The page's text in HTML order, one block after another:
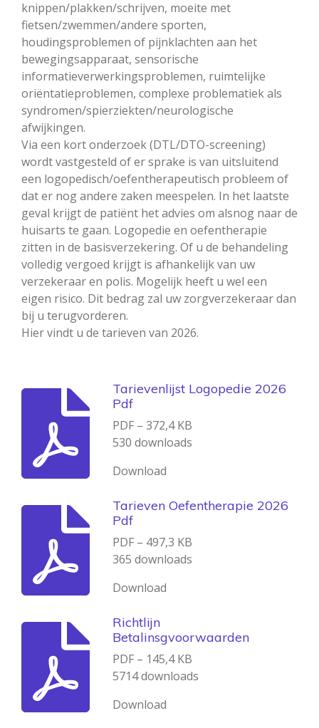
knippen/plakken/schrijven, moeite met
fietsen/zwemmen/andere sporten,
houdingsproblemen of pijnklachten aan het
bewegingsapparaat, sensorische
informatieverwerkingsproblemen, ruimtelijke
oriëntatieproblemen, complexe problematiek als
syndromen/spierziekten/neurologische
afwijkingen.
Via een kort onderzoek (DTL/DTO-screening)
wordt vastgesteld of er sprake is van uitsluitend
een logopedisch/oefentherapeutisch probleem of
dat er nog andere zaken meespelen. In het laatste
geval krijgt de patiënt het advies om alsnog naar de
huisarts te gaan. Logopedie en oefentherapie
zitten in de basisverzekering. Of u de behandeling
volledig vergoed krijgt is afhankelijk van uw
verzekeraar en polis. Mogelijk heeft u wel een
eigen risico. Dit bedrag zal uw zorgverzekeraar dan
bij u terugvorderen.
Hier vindt u de tarieven van 2026.
Tarievenlijst Logopedie 2026
Pdf
PDF – 372,4 KB
530 downloads
Download
Tarieven Oefentherapie 2026
Pdf
PDF – 497,3 KB
365 downloads
Download
Richtlijn
Betalinsgvoorwaarden
PDF – 145,4 KB
5714 downloads
Download